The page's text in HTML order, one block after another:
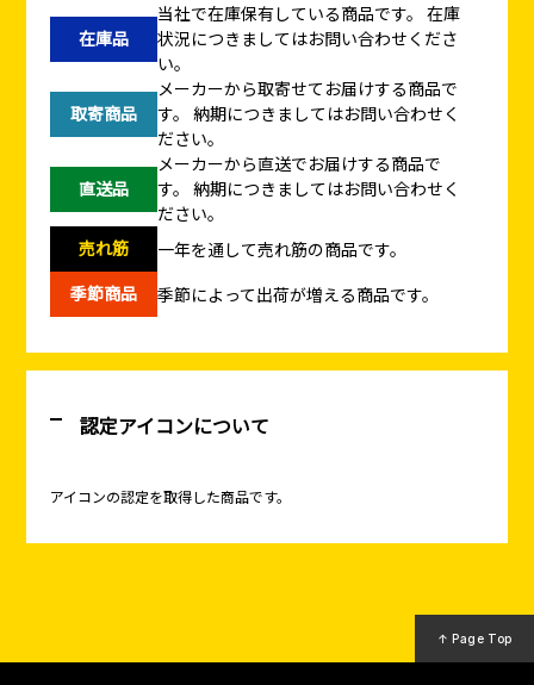
在庫品
当社で在庫保有している商品です。 在庫
状況につきましてはお問い合わせくださ
い。
取寄商品
メーカーから取寄せてお届けする商品で
す。 納期につきましてはお問い合わせく
ださい。
直送品
メーカーから直送でお届けする商品で
す。 納期につきましてはお問い合わせく
ださい。
売れ筋
一年を通して売れ筋の商品です。
季節商品
季節によって出荷が増える商品です。
認定アイコンについて
アイコンの認定を取得した商品です。
↑ Page Top